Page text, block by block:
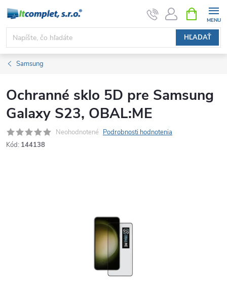
Prejsť
obsah
HĽADAŤ
KOŠÍK
Samsung
Ochranné sklo 5D pre Samsung
Galaxy S23, OBAL:ME
Neohodnotené Podrobnosti hodnotenia
Kód: 144138